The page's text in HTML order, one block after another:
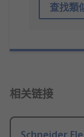
查找類
相关链接